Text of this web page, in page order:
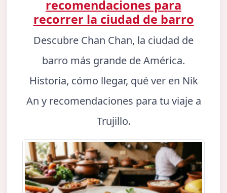
recomendaciones para
recorrer la ciudad de barro
Descubre Chan Chan, la ciudad de
barro más grande de América.
Historia, cómo llegar, qué ver en Nik
An y recomendaciones para tu viaje a
Trujillo.